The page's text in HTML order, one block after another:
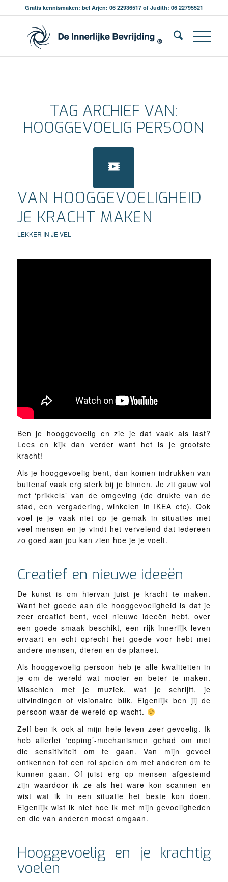
Gratis kennismaken: bel Arjen: 06 22936517 of Judith: 06 22795521
TAG ARCHIEF VAN:
HOOGGEVOELIG PERSOON
VAN HOOGGEVOELIGHEID
JE KRACHT MAKEN
LEKKER IN JE VEL
Ben je hooggevoelig en zie je dat vaak als last?
Lees en kijk dan verder want het is je grootste
kracht!
Als je hooggevoelig bent, dan komen indrukken van
buitenaf vaak erg sterk bij je binnen. Je zit gauw vol
met ‘prikkels’ van de omgeving (de drukte van de
stad, een vergadering, winkelen in IKEA etc). Ook
voel je je vaak niet op je gemak in situaties met
veel mensen en je vindt het vervelend dat iedereen
zo goed aan jou kan zien hoe je je voelt.
Creatief en nieuwe ideeën
De kunst is om hiervan juist je kracht te maken.
Want het goede aan die hooggevoeligheid is dat je
zeer creatief bent, veel nieuwe ideeën hebt, over
een goede smaak beschikt, een rijk innerlijk leven
ervaart en echt oprecht het goede voor hebt met
andere mensen, dieren en de planeet.
Als hooggevoelig persoon heb je alle kwaliteiten in
je om de wereld wat mooier en beter te maken.
Misschien met je muziek, wat je schrijft, je
uitvindingen of visionaire blik. Eigenlijk ben jij de
persoon waar de wereld op wacht.
Zelf ben ik ook al mijn hele leven zeer gevoelig. Ik
heb allerlei ‘coping’-mechanismen gehad om met
die sensitiviteit om te gaan. Van mijn gevoel
ontkennen tot een rol spelen om met anderen om te
kunnen gaan. Of juist erg op mensen afgestemd
zijn waardoor ik ze als het ware kon scannen en
wist wat ik in een situatie het beste kon doen.
Eigenlijk wist ik niet hoe ik met mijn gevoeligheden
en die van anderen moest omgaan.
Hooggevoelig en je krachtig
voelen